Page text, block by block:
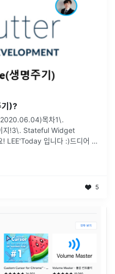
)?
목차1\.
지!3\. Stateful Widget
LEE'Today 입니다 :)드디어 첫
5